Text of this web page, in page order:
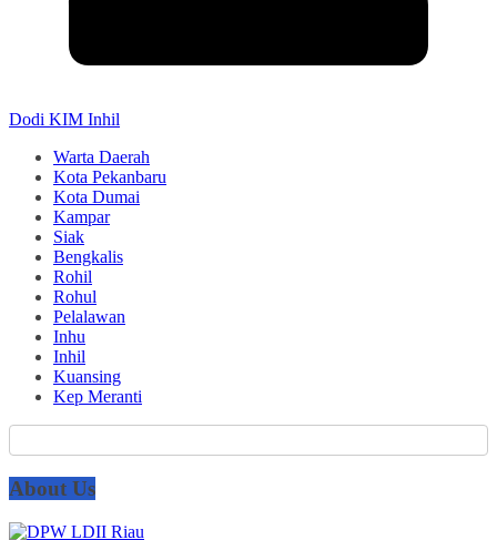
Dodi KIM Inhil
Warta Daerah
Kota Pekanbaru
Kota Dumai
Kampar
Siak
Bengkalis
Rohil
Rohul
Pelalawan
Inhu
Inhil
Kuansing
Kep Meranti
About Us